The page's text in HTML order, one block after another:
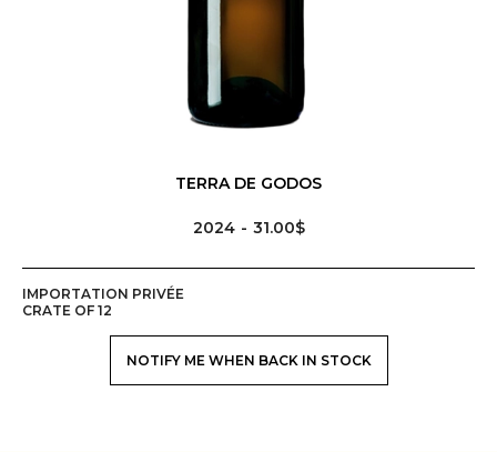
TERRA DE GODOS
2024 31.00$
IMPORTATION PRIVÉE
CRATE OF 12
NOTIFY ME WHEN BACK IN STOCK